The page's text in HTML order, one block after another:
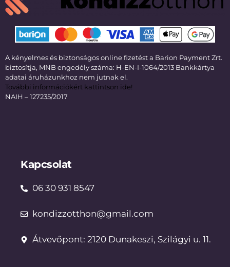
A kényelmes és biztonságos online fizetést a Barion Payment Zrt.
biztosítja, MNB engedély száma: H-EN-I-1064/2013 Bankkártya
adatai áruházunkhoz nem jutnak el.
További információkért kattintson ide!
NAIH – 127235/2017
Kapcsolat
06 30 931 8547
kondizzotthon@gmail.com
Átvevőpont: 2120 Dunakeszi, Szilágyi u. 11.